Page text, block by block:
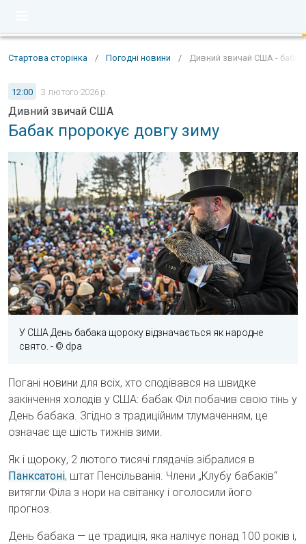
Стартова сторінка / Погодні новини / Дивний звичай США - бабак
12:00 3 лютого 2026 р.
Дивний звичай США
Бабак пророкує довгу зиму
У США День бабака щороку відзначається як народне
свято. - © dpa
Погані новини для всіх, хто сподівався на швидке
закінчення холодів у США: бабак Філ побачив свою тінь у
День бабака. Згідно з традиційним тлумаченням, це
означає ще шість тижнів зими.
Як і щороку, 2 лютого тисячі глядачів зібралися в
Панксатоні, штат Пенсільванія. Члени „Клубу бабаків“
витягли Філа з нори на світанку і оголосили його
прогноз.
День бабака — це традиція, яка налічує понад 100 років і,